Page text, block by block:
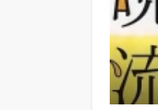
晚酌的流派5：夏篇